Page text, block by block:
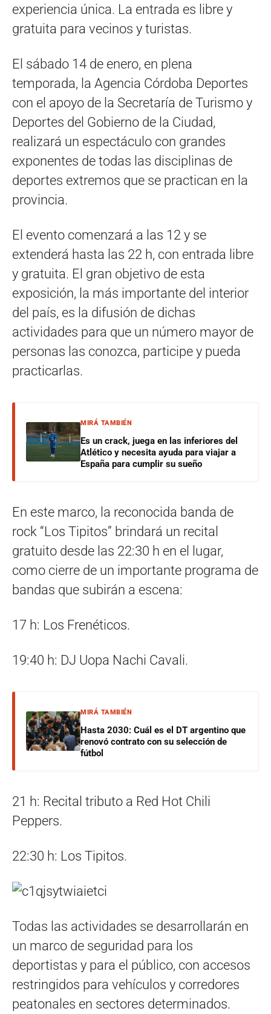
experiencia única. La entrada es libre y
gratuita para vecinos y turistas.
El sábado 14 de enero, en plena
temporada, la Agencia Córdoba Deportes
con el apoyo de la Secretaría de Turismo y
Deportes del Gobierno de la Ciudad,
realizará un espectáculo con grandes
exponentes de todas las disciplinas de
deportes extremos que se practican en la
provincia.
El evento comenzará a las 12 y se
extenderá hasta las 22 h, con entrada libre
y gratuita. El gran objetivo de esta
exposición, la más importante del interior
del país, es la difusión de dichas
actividades para que un número mayor de
personas las conozca, participe y pueda
practicarlas.
MIRÁ TAMBIÉN
Es un crack, juega en las inferiores del
Atlético y necesita ayuda para viajar a
España para cumplir su sueño
En este marco, la reconocida banda de
rock “Los Tipitos” brindará un recital
gratuito desde las 22:30 h en el lugar,
como cierre de un importante programa de
bandas que subirán a escena:
17 h: Los Frenéticos.
19:40 h: DJ Uopa Nachi Cavali.
MIRÁ TAMBIÉN
Hasta 2030: Cuál es el DT argentino que
renovó contrato con su selección de
fútbol
21 h: Recital tributo a Red Hot Chili
Peppers.
22:30 h: Los Tipitos.
Todas las actividades se desarrollarán en
un marco de seguridad para los
deportistas y para el público, con accesos
restringidos para vehículos y corredores
peatonales en sectores determinados.